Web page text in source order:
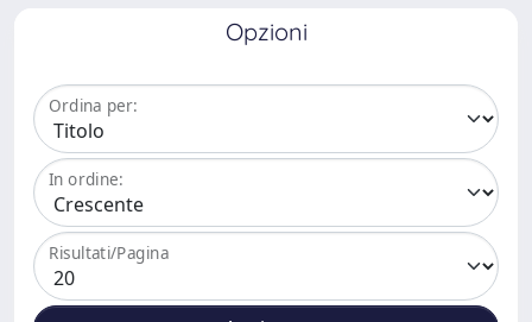
Opzioni
Ordina per:
In ordine:
Risultati/Pagina